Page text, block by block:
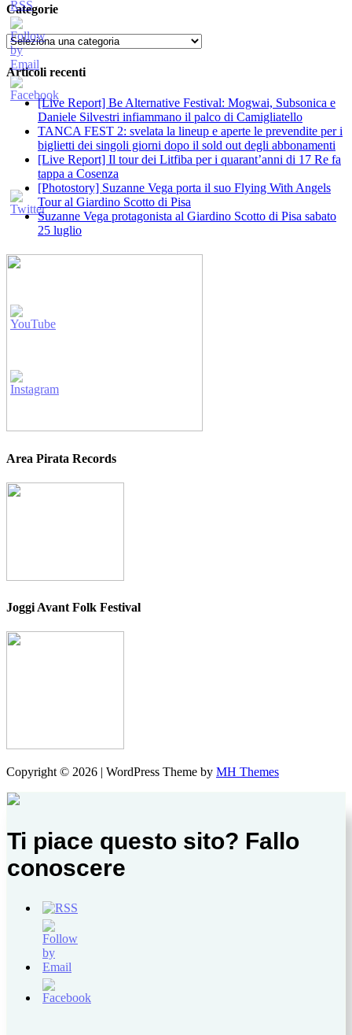
Categorie
Categorie
Articoli recenti
[Live Report] Be Alternative Festival: Mogwai, Subsonica e
Daniele Silvestri infiammano il palco di Camigliatello
TANCA FEST 2: svelata la lineup e aperte le prevendite per i
biglietti dei singoli giorni dopo il sold out degli abbonamenti
[Live Report] Il tour dei Litfiba per i quarant’anni di 17 Re fa
tappa a Cosenza
[Photostory] Suzanne Vega porta il suo Flying With Angels
Tour al Giardino Scotto di Pisa
Suzanne Vega protagonista al Giardino Scotto di Pisa sabato
25 luglio
Area Pirata Records
Joggi Avant Folk Festival
Copyright © 2026 | WordPress Theme by MH Themes
Ti piace questo sito? Fallo
conoscere